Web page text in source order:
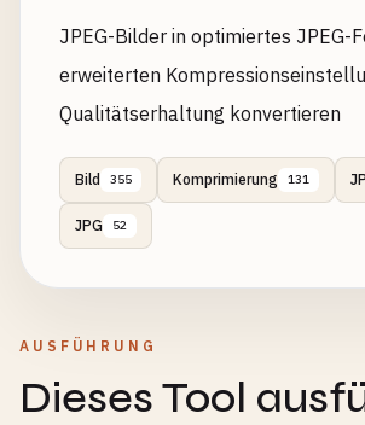
JPEG-Bilder in optimiertes JPEG-
erweiterten
Qualitätserhaltung konvertieren
Bild 355 Komprimierung 131
JPG 52
AUSFÜHRUNG
Dieses Tool